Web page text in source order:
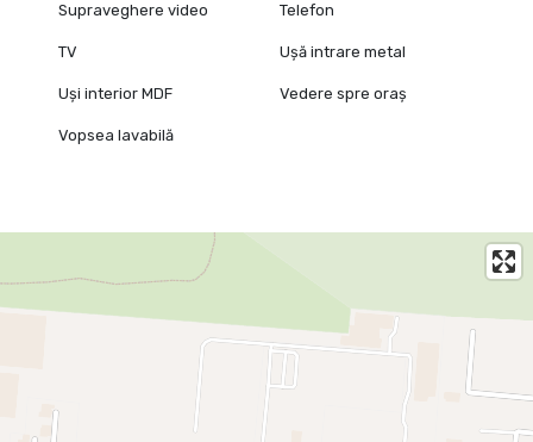
Supraveghere video Telefon
TV Ușă intrare metal
Uși interior MDF Vedere spre oraș
Vopsea lavabilă